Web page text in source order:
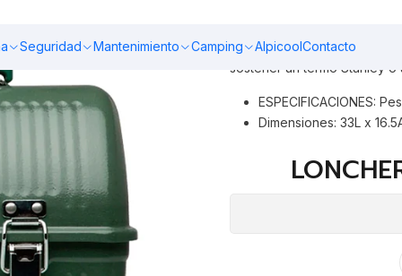
Seguridad Mantenimiento Camping AlpicoolContacto
hablando de este producto.
sostener un termo Stanley o
ESPECIFICACIONES:
Dimensiones: 33L x